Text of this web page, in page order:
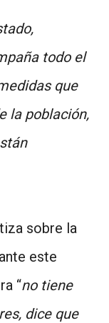
todo el
que
la población,
sobre la
este
“no tiene
dice que